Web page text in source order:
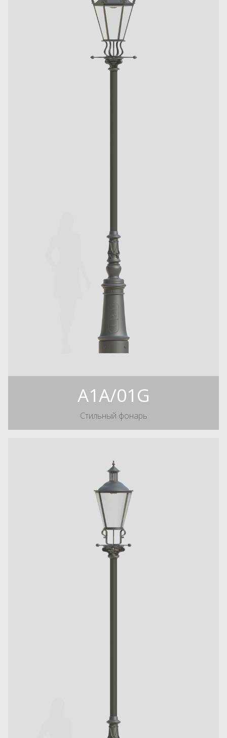
A1A/01G
Стильный фонарь